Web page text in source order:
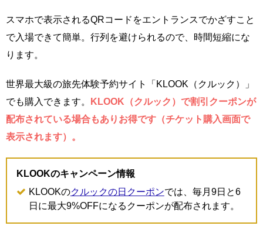
スマホで表示されるQRコードをエントランスでかざすこと
で入場できて簡単。行列を避けられるので、時間短縮にな
ります。
世界最大級の旅先体験予約サイト「KLOOK（クルック）」
でも購入できます。
KLOOK（クルック）で割引クーポンが
配布されている場合もありお得です（チケット購入画面で
表示されます）。
KLOOKのキャンペーン情報
KLOOKのクルックの日クーポンでは、毎月9日と6
日に最大9%OFFになるクーポンが配布されます。